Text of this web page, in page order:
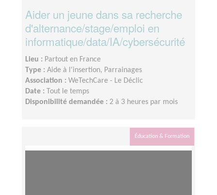
Aider un jeune dans sa recherche
d'alternance/stage/emploi en
informatique/data/IA/cybersécurité
Lieu : Partout en France
Type : Aide à l'insertion, Parrainages
Association : WeTechCare - Le Déclic
Date :
Tout le temps
Disponibilité demandée : 2 à 3 heures par mois
Éducation & Formation